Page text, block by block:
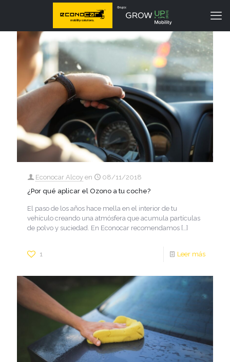
Econocar Alcoy en
08/11/2018
¿Por qué aplicar el Ozono a tu coche?
El paso de los años hace mella en el interior de tu
vehículo creando una atmósfera que acumula partículas
de polvo y suciedad. En Econocar recomendamos […]
1 Leer más